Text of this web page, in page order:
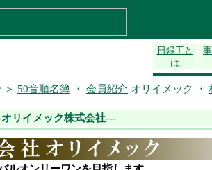
日鍛工と
は
＞ 50音順名簿 ・ 会員紹介 オリイメック ・
リイメック株式会社---